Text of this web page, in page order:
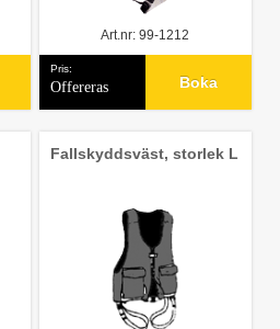
Art.nr: 99-1212
Pris:
Offereras Boka
Fallskyddsväst, storlek L